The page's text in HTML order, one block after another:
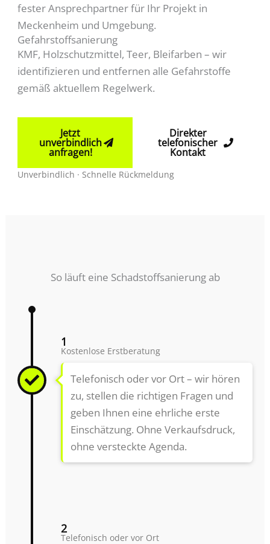
fester Ansprechpartner für Ihr Projekt in
Meckenheim und Umgebung.
Gefahrstoffsanierung
KMF, Holzschutzmittel, Teer, Bleifarben – wir
identifizieren und entfernen alle Gefahrstoffe
gemäß aktuellem Regelwerk.
Jetzt
unverbindlich
anfragen!
Direkter
telefonischer
Kontakt
Unverbindlich · Schnelle Rückmeldung
So läuft eine Schadstoffsanierung ab
1
Kostenlose Erstberatung
Telefonisch oder vor Ort – wir hören
zu, stellen die richtigen Fragen und
geben Ihnen eine ehrliche erste
Einschätzung. Ohne Verkaufsdruck,
ohne versteckte Agenda.
2
Telefonisch oder vor Ort